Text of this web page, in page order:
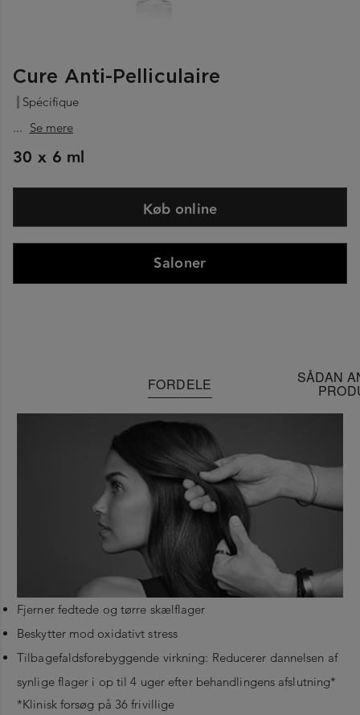
Cure Anti-Pelliculaire
Spécifique
... Se mere
30 x 6 ml
Køb online
Saloner
FORDELE SÅDAN
Fjerner fedtede og tørre skælflager
Beskytter mod oxidativt stress
Tilbagefaldsforebyggende virkning: Reducerer dannelsen af
synlige flager i op til 4 uger efter behandlingens afslutning*
*Klinisk forsøg på 36 frivillige